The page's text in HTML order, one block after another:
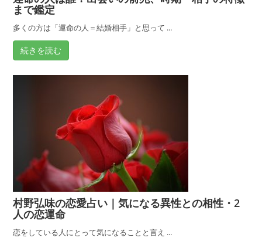
まで鑑定
多くの方は「運命の人＝結婚相手」と思って ...
続きを読む
村野弘味の恋愛占い｜気になる異性との相性・2
人の恋運命
恋をしている人にとって気になることと言え ...